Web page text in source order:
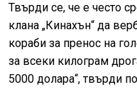
Твърди се, че е често
клана „Кинахън“ да
кораби за пренос на
за всеки килограм
5000 долара“, твърди